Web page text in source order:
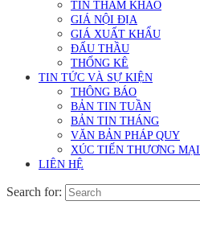
TIN THAM KHẢO
GIÁ NỘI ĐỊA
GIÁ XUẤT KHẨU
ĐẤU THẦU
THỐNG KÊ
TIN TỨC VÀ SỰ KIỆN
THÔNG BÁO
BẢN TIN TUẦN
BẢN TIN THÁNG
VĂN BẢN PHÁP QUY
XÚC TIẾN THƯƠNG MẠI
LIÊN HỆ
Search for: